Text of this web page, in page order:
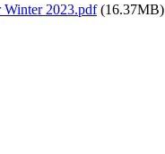
Winter 2023.pdf(16.37MB)